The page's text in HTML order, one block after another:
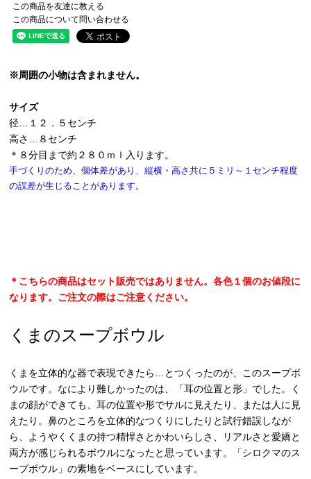
この商品を友達に教える
この商品について問い合わせる
※周囲の小物は含まれません。
サイズ
径…１２．５センチ
高さ…８センチ
＊８分目まで約２８０ｍｌ入ります。
手づくりのため、個体差があり、縦横・高さ共に５ミリ～１センチ程度
の誤差が生じることがあります。
＊こちらの商品はセット販売ではありません。各色１個のお値段に
なります。ご注文の際はご注意ください。
くまのスープボウル
くまを立体的な器で表現できたら…とつくったのが、このスープボ
ウルです。なにより難しかったのは、「耳の位置と形」でした。く
まの顔ができても、耳の位置や形でサルに見えたり、または人に見
えたり。鼻のところを立体的なつくりにしたりと試行錯誤しなが
ら、ようやくくまの持つ精悍さとかわいらしさ、リアルさと愛嬌と
両方が感じられるボウルになったと思っています。「シロクマのス
ープボウル」の素地をベースにしています。